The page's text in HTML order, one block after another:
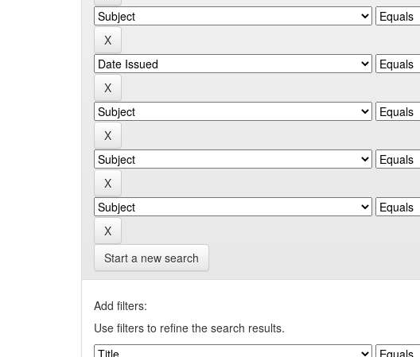
Start a new search
Add filters:
Use filters to refine the search results.